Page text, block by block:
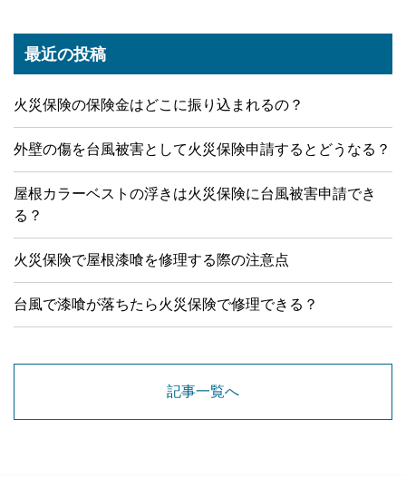
最近の投稿
火災保険の保険金はどこに振り込まれるの？
外壁の傷を台風被害として火災保険申請するとどうなる？
屋根カラーベストの浮きは火災保険に台風被害申請でき
る？
火災保険で屋根漆喰を修理する際の注意点
台風で漆喰が落ちたら火災保険で修理できる？
記事一覧へ